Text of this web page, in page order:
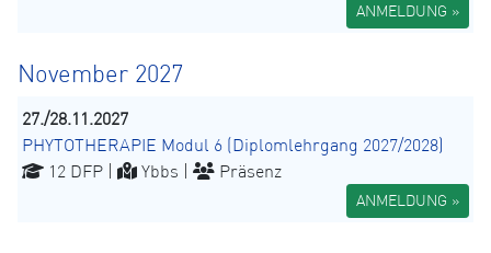
ANMELDUNG »
November 2027
27./28.11.2027
PHYTOTHERAPIE Modul 6 (Diplomlehrgang 2027/2028)
12 DFP |
Ybbs | Präsenz
ANMELDUNG »